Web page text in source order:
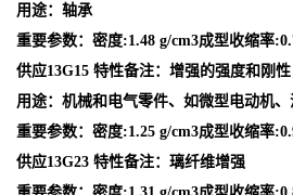
用途：轴承
重要参数：密度:1.48 g/cm3成型收缩率
供应13G15 特性备注：增强的强度和刚
用途：机械和电气零件、如微型电动机
重要参数：密度:1.25 g/cm3成型收缩率
供应13G23 特性备注：璃纤维增强